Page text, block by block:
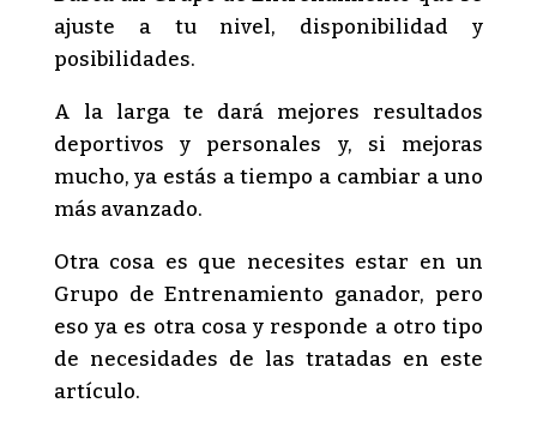
ajuste a tu nivel, disponibilidad y
posibilidades.
A la larga te dará mejores resultados
deportivos y personales y, si mejoras
mucho, ya estás a tiempo a cambiar a uno
más avanzado.
Otra cosa es que necesites estar en un
Grupo de Entrenamiento ganador, pero
eso ya es otra cosa y responde a otro tipo
de necesidades de las tratadas en este
artículo.